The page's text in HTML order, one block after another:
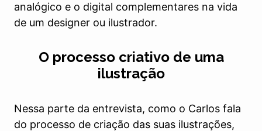
analógico e o digital complementares na vida
de um designer ou ilustrador.
O processo criativo de uma
ilustração
Nessa parte da entrevista, como o Carlos fala
do processo de criação das suas ilustrações,